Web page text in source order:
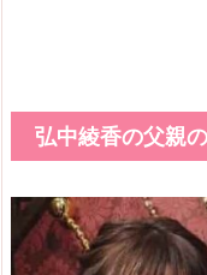
弘中綾香の父親